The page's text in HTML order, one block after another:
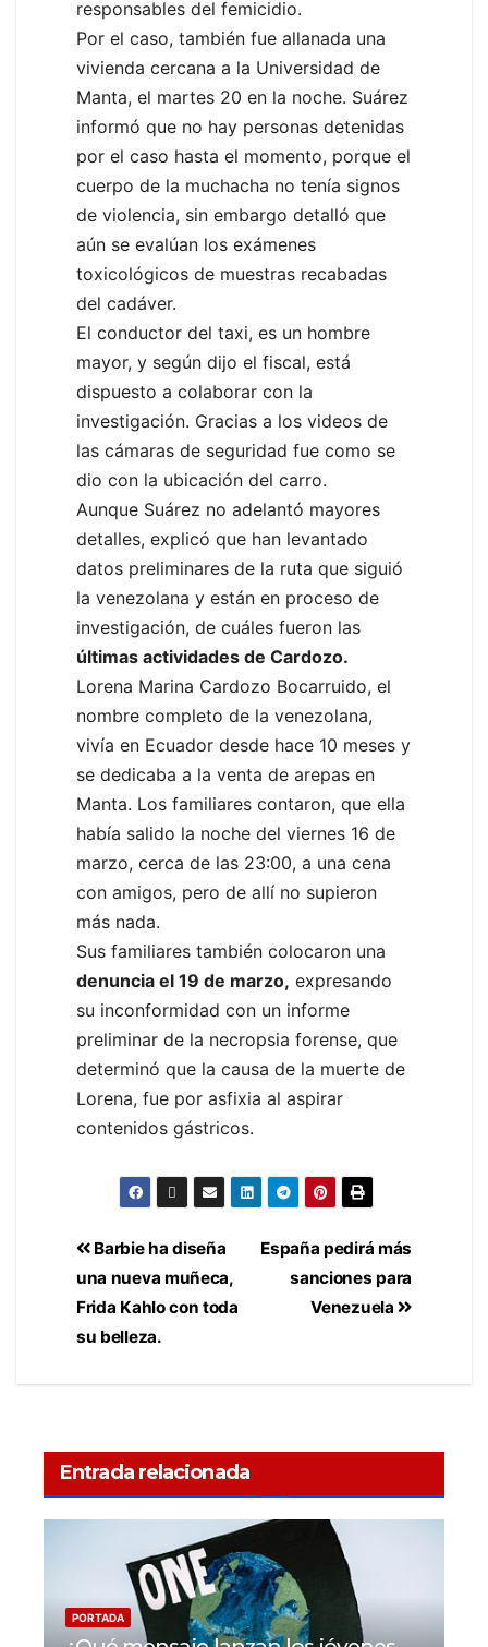
responsables del femicidio.
Por el caso, también fue allanada una
vivienda cercana a la Universidad de
Manta, el martes 20 en la noche. Suárez
informó que no hay personas detenidas
por el caso hasta el momento, porque el
cuerpo de la muchacha no tenía signos
de violencia, sin embargo detalló que
aún se evalúan los exámenes
toxicológicos de muestras recabadas
del cadáver.
El conductor del taxi, es un hombre
mayor, y según dijo el fiscal, está
dispuesto a colaborar con la
investigación. Gracias a los videos de
las cámaras de seguridad fue como se
dio con la ubicación del carro.
Aunque Suárez no adelantó mayores
detalles, explicó que han levantado
datos preliminares de la ruta que siguió
la venezolana y están en proceso de
investigación, de cuáles fueron las
últimas actividades de Cardozo.
Lorena Marina Cardozo Bocarruido, el
nombre completo de la venezolana,
vivía en Ecuador desde hace 10 meses y
se dedicaba a la venta de arepas en
Manta. Los familiares contaron, que ella
había salido la noche del viernes 16 de
marzo, cerca de las 23:00, a una cena
con amigos, pero de allí no supieron
más nada.
Sus familiares también colocaron una
denuncia el 19 de marzo, expresando
su inconformidad con un informe
preliminar de la necropsia forense, que
determinó que la causa de la muerte de
Lorena, fue por asfixia al aspirar
contenidos gástricos.
España pedirá más
sanciones para
Venezuela
Barbie ha diseña
una nueva muñeca,
Frida Kahlo con toda
su belleza.
Entrada relacionada
PORTADA